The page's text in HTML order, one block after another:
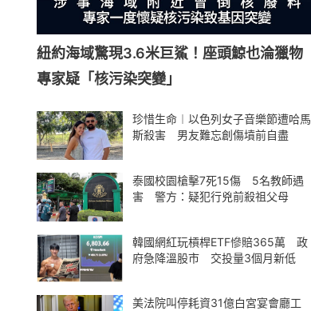
紐約海域驚現3.6米巨鯊！座頭鯨也淪獵物
專家疑「核污染突變」
珍惜生命︱以色列女子音樂節遭哈馬
斯殺害 男友難忘創傷墳前自盡
泰國校園槍擊7死15傷 5名教師遇
害 警方：疑犯行兇前殺祖父母
韓國網紅玩槓桿ETF慘賠365萬 政
府急降溫股市 交投量3個月新低
美法院叫停耗資31億白宮宴會廳工